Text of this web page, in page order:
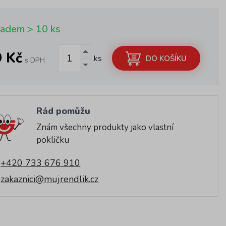
> 10 ks
Kč s DPH ks DO KOŠÍKU
Rád pomůžu
Znám všechny produkty jako vlastní
pokličku
+420 733 676 910
zakaznici@mujrendlik.cz